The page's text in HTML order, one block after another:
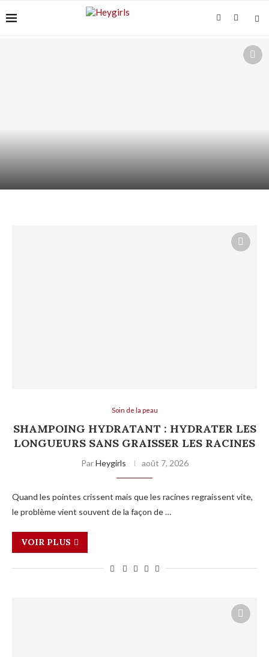
Soin de la peau
SHAMPOING HYDRATANT : HYDRATER LES
LONGUEURS SANS GRAISSER LES RACINES
ParHeygirls août 7, 2026
Quand les pointes crissent mais que les racines regraissent vite,
le problème vient souvent de la façon de …
VOIR PLUS